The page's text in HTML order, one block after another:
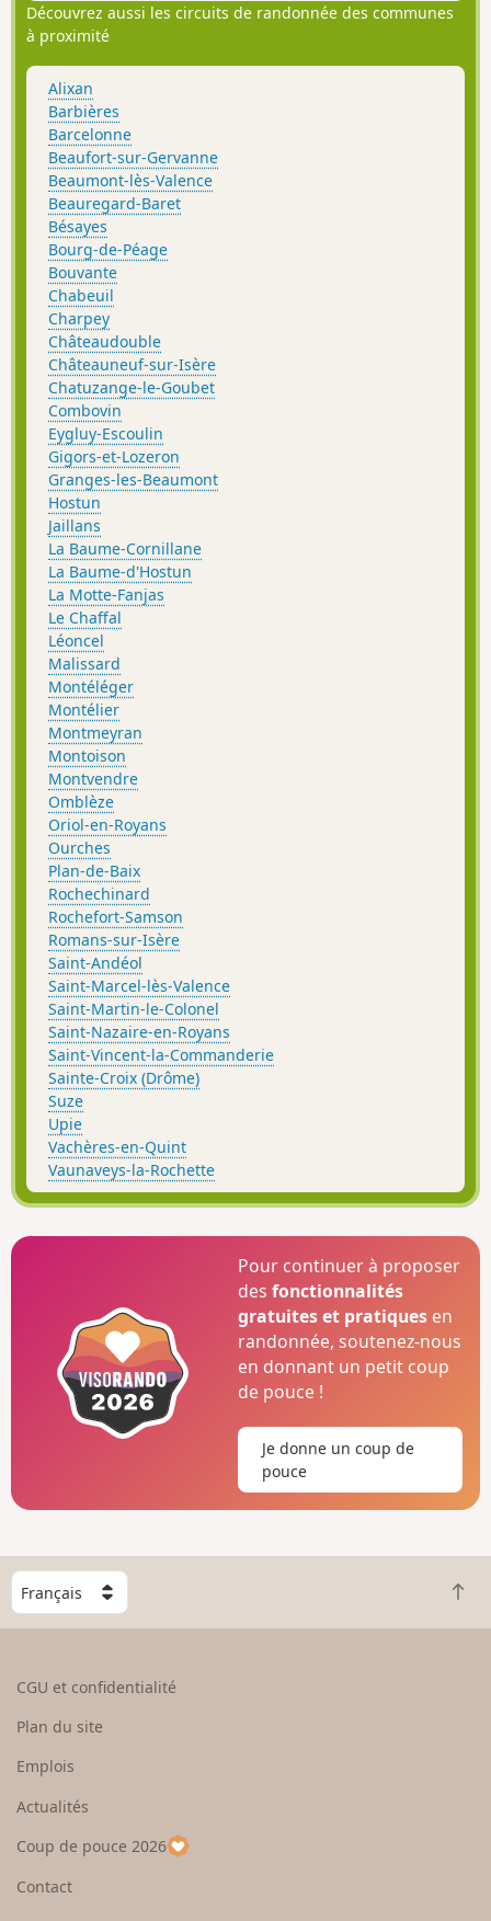
Découvrez aussi les circuits de randonnée des communes
à proximité
Alixan
Barbières
Barcelonne
Beaufort-sur-Gervanne
Beaumont-lès-Valence
Beauregard-Baret
Bésayes
Bourg-de-Péage
Bouvante
Chabeuil
Charpey
Châteaudouble
Châteauneuf-sur-Isère
Chatuzange-le-Goubet
Combovin
Eygluy-Escoulin
Gigors-et-Lozeron
Granges-les-Beaumont
Hostun
Jaillans
La Baume-Cornillane
La Baume-d'Hostun
La Motte-Fanjas
Le Chaffal
Léoncel
Malissard
Montéléger
Montélier
Montmeyran
Montoison
Montvendre
Omblèze
Oriol-en-Royans
Ourches
Plan-de-Baix
Rochechinard
Rochefort-Samson
Romans-sur-Isère
Saint-Andéol
Saint-Marcel-lès-Valence
Saint-Martin-le-Colonel
Saint-Nazaire-en-Royans
Saint-Vincent-la-Commanderie
Sainte-Croix (Drôme)
Suze
Upie
Vachères-en-Quint
Vaunaveys-la-Rochette
Pour continuer à proposer
desfonctionnalités
gratuites et pratiques en
randonnée, soutenez-nous
en donnant un petit coup
de pouce !
Je donne un coup de
pouce
C
h
o
e
u
p
a
R
e
CGU et confidentialité
Plan du site
Emplois
Actualités
Coup de pouce 2026
Contact